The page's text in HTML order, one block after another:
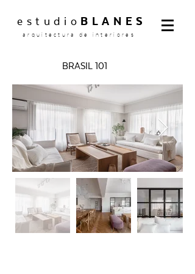
estudio BLANES
arquitectura de interiores
BRASIL 101